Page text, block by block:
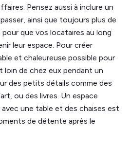
Pensez aussi à inclure un
ainsi que toujours plus de
que vos locataires au long
leur espace. Pour créer
et chaleureuse possible pour
loin de chez eux pendant un
des petits détails comme des
ou des livres. Un espace
une table et des chaises est
de détente après le